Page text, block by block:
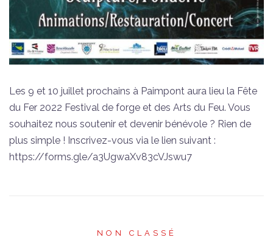
Les 9 et 10 juillet prochains à Paimpont aura lieu la Fête
du Fer 2022 Festival de forge et des Arts du Feu. Vous
souhaitez nous soutenir et devenir bénévole ? Rien de
plus simple ! Inscrivez-vous via le lien suivant :
https://forms.gle/a3UgwaXv83cVJswu7
NON CLASSÉ